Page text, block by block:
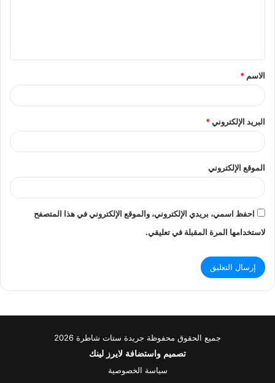
ق
*
الاسم *
البريد الإلكتروني*
الموقع الإلكتروني
احفظ اسمي، بريدي الإلكتروني، والموقع الإلكتروني في هذا المتصفح
لاستخدامها المرة المقبلة في تعليقي.
جميع الحقوق محفوظة جريدة ستات شاطرة 2026
تصميم واستضافة لايرز لينك
سياسة الخصوصية